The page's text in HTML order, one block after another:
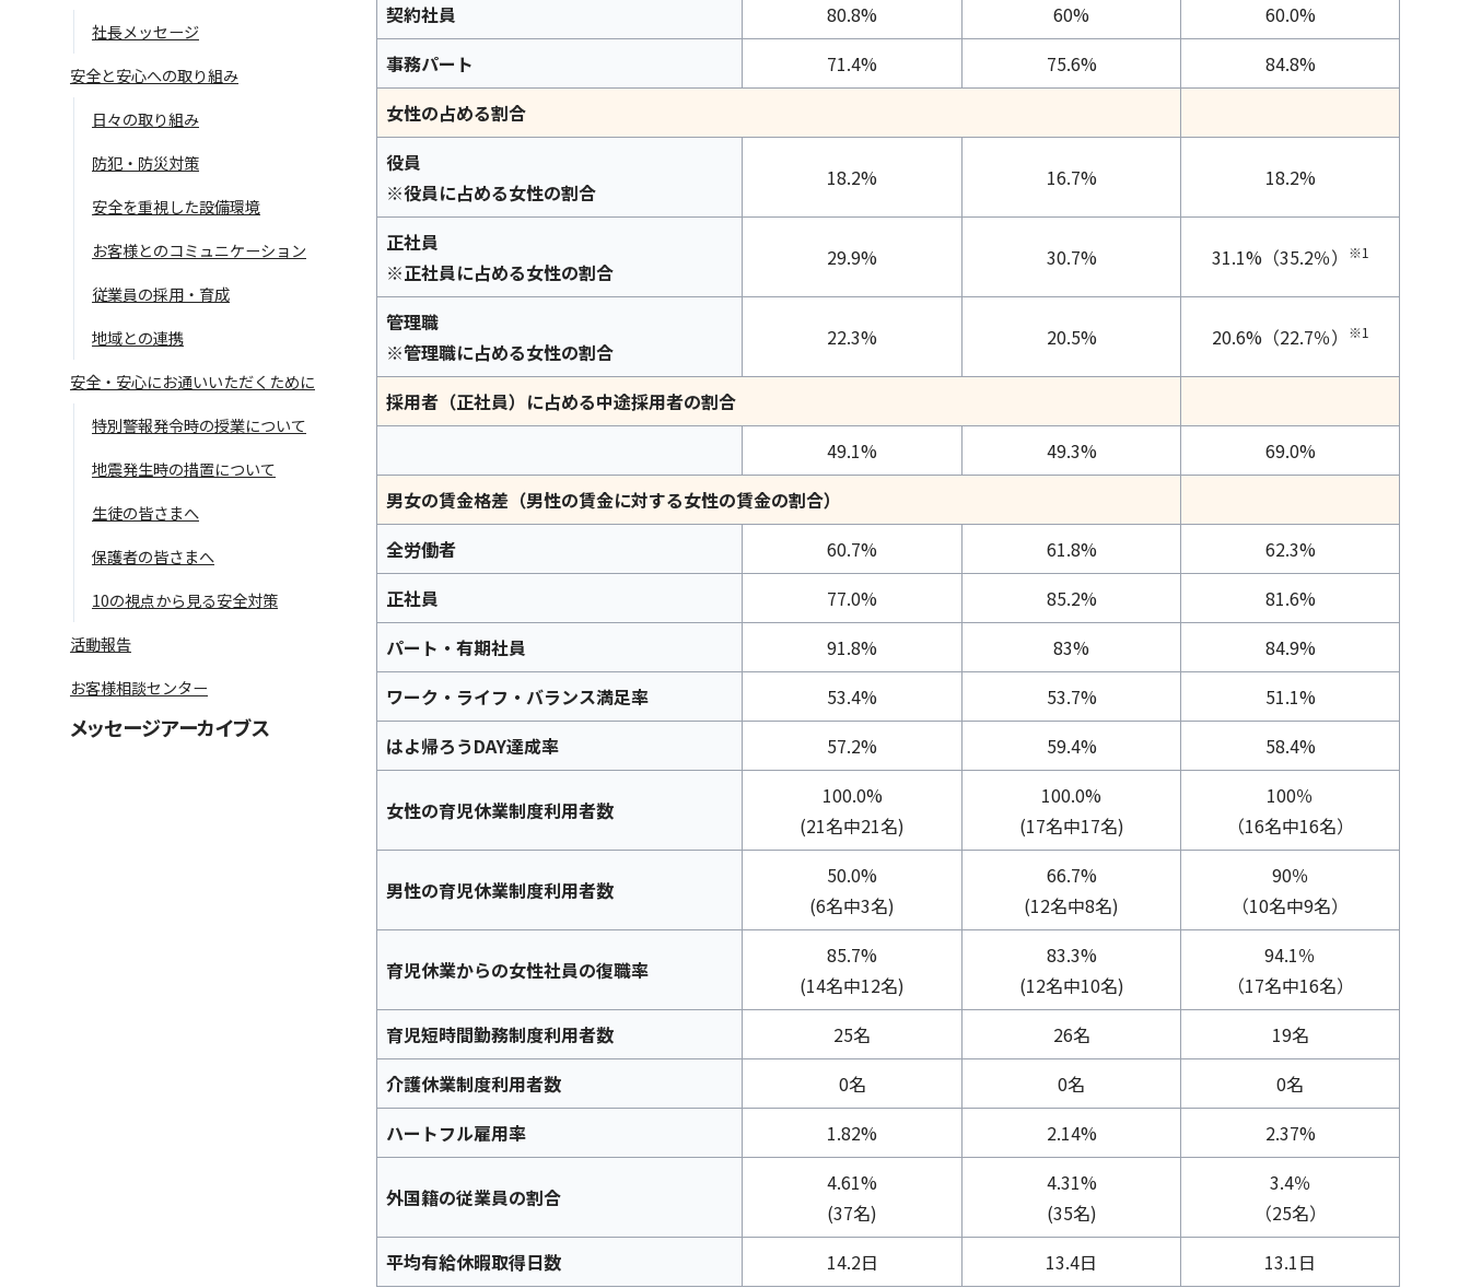
社長メッセージ
安全と安心への取り組み
日々の取り組み
防犯・防災対策
安全を重視した設備環境
お客様とのコミュニケーション
従業員の採用・育成
地域との連携
安全・安心にお通いいただくために
特別警報発令時の授業について
地震発生時の措置について
生徒の皆さまへ
保護者の皆さまへ
10の視点から見る安全対策
活動報告
お客様相談センター
メッセージアーカイブス
契約社員
80.8% 60%
60.0%
事務パート
71.4% 75.6%
84.8%
女性の占める割合
役員
※役員に占める女性の割合
18.2% 16.7% 18.2%
正社員
※正社員に占める女性の割合
29.9% 30.7% 31.1%（35.2％） ※1
管理職
※管理職に占める女性の割合
22.3% 20.5% 20.6%（22.7％） ※1
採用者（正社員）に占める中途採用者の割合
49.1%
49.3%
69.0%
男女の賃金格差（男性の賃金に対する女性の賃金の割合）
全労働者
60.7% 61.8%
62.3%
正社員
77.0% 85.2%
81.6%
パート・有期社員
91.8% 83%
84.9%
ワーク・ライフ・バランス満足率
53.4% 53.7%
51.1%
はよ帰ろうDAY達成率
57.2% 59.4% 58.4%
女性の育児休業制度利用者数
100.0%
(21名中21名)
100.0%
(17名中17名)
100％
（16名中16名）
男性の育児休業制度利用者数
50.0%
(6名中3名)
66.7%
(12名中8名)
90％
（10名中9名）
育児休業からの女性社員の復職率
85.7%
(14名中12名)
83.3%
(12名中10名)
94.1％
（17名中16名）
育児短時間勤務制度利用者数
25名 26名
19名
介護休業制度利用者数
0名 0名
0名
ハートフル雇用率
1.82% 2.14% 2.37%
外国籍の従業員の割合
4.61%
(37名)
4.31%
(35名)
3.4％
（25名）
平均有給休暇取得日数
14.2日 13.4日
13.1日